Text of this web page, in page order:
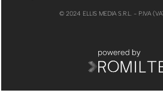
© 2024 ELLIS MEDIA S.R.L. - P.IVA